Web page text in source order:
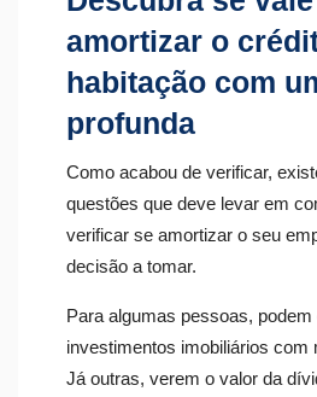
amortizar o
habitação com
profunda
Como acabou de verificar,
questões que deve levar em
verificar se amortizar o seu
decisão a tomar.
Para algumas pessoas,
investimentos imobiliários com
Já outras, verem o valor da